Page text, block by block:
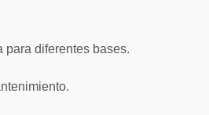
para diferentes bases.